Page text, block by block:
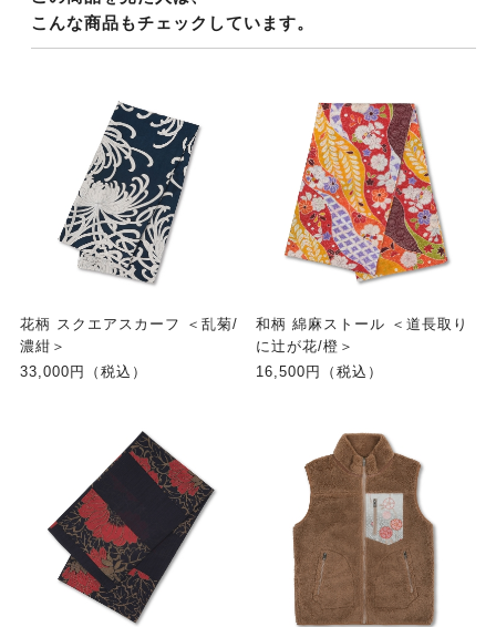
こんな商品もチェックしています。
花柄 スクエアスカーフ ＜乱菊/
濃紺＞
33,000円（税込）
和柄 綿麻ストール ＜道長取り
に辻が花/橙＞
16,500円（税込）